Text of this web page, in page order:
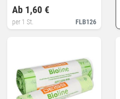
FLB126
Ab 1,60 €
per 1 St.